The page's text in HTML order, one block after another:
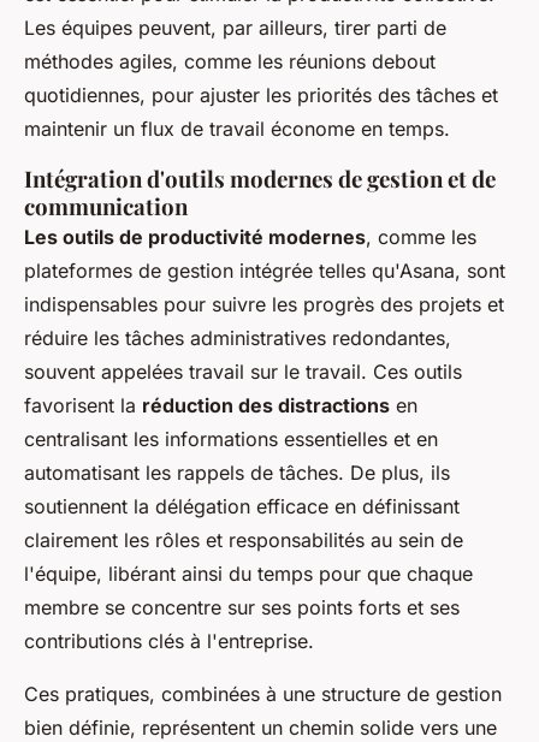
Les équipes peuvent, par ailleurs, tirer parti de
méthodes agiles, comme les réunions debout
quotidiennes, pour ajuster les priorités des tâches et
maintenir un flux de travail économe en temps.
Intégration d'outils modernes de gestion et de
communication
Les outils de productivité modernes, comme les
plateformes de gestion intégrée telles qu'Asana, sont
indispensables pour suivre les progrès des projets et
réduire les tâches administratives redondantes,
souvent appelées travail sur le travail. Ces outils
favorisent la réduction des distractions en
centralisant les informations essentielles et en
automatisant les rappels de tâches. De plus, ils
soutiennent la délégation efficace en définissant
clairement les rôles et responsabilités au sein de
l'équipe, libérant ainsi du temps pour que chaque
membre se concentre sur ses points forts et ses
contributions clés à l'entreprise.
Ces pratiques, combinées à une structure de gestion
bien définie, représentent un chemin solide vers une